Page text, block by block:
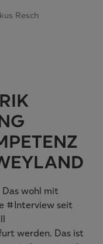
Resch
Das wohl mit
#Interview seit
werden. Das ist